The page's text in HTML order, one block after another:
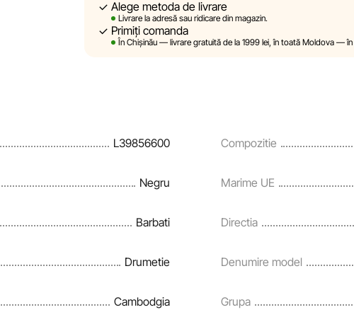
Sportlandia își rezervă dreptul de a modifica, în mod
prealabilă, descrierile, caracteristicile și proprietățile
site sunt simulate și au un caracter pur ilustrativ.
și corecta prompt eventualele erori în cel mai scurt
Alege metoda de livrare
Livrare la adresă sau ridicare din magazin.
Primiți comanda
În Chișinău — livrare gratuită de la 1999 lei, în toată Moldova — în
L39856600 Compozitie
Negru Marime UE
Barbati Directia
Drumetie Denumire model
Cambodgia Grupa